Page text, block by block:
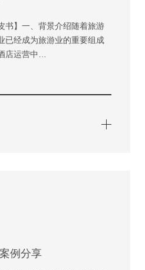
书】一、背景介绍随着旅游
已经成为旅游业的重要组成
店运营中…
例分享